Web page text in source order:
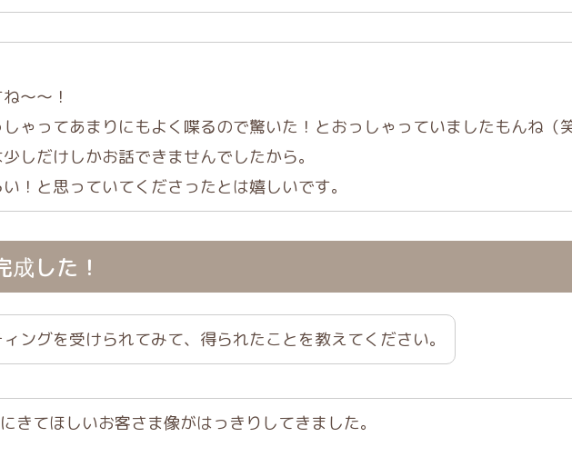
〜〜！
ゃってあまりにもよく喋るので驚いた！とおっしゃっていましたもんね（笑
しだけしかお話できませんでしたから。
！と思っていてくださったとは嬉しいです。
した！
ングを受けられてみて、得られたことを教えてください。
きてほしいお客さま像がはっきりしてきました。